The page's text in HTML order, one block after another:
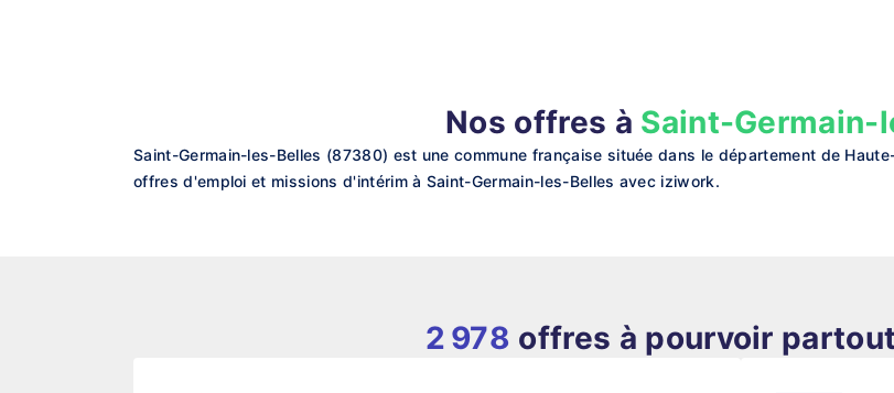
Nos offres à Saint-Germain-
Saint-Germain-les-Belles (87380) est une commune française située dans le département de
offres d'emploi et missions d'intérim à Saint-Germain-les-Belles avec iziwork.
2 978 offres à pourvoir